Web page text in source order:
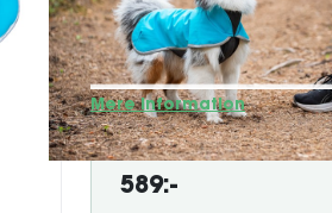
Den er baseret på det
endnu bedre funktionalitet.
softshell over ryg, nakke og
Mere information
589:-